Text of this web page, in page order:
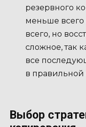
резервного
меньше всего
всего, но
сложное, так
все
в правильной
Выбор